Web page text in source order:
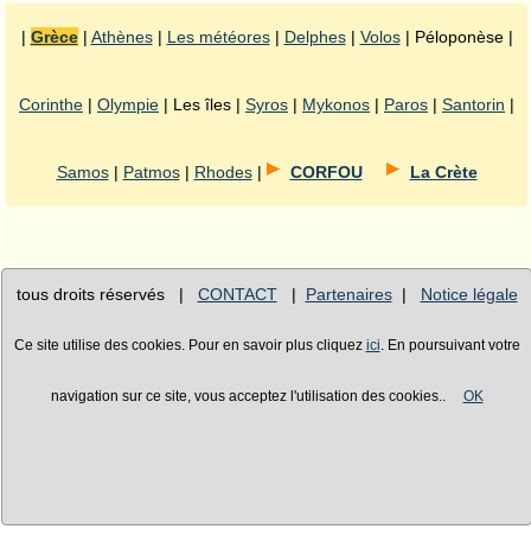
| Grèce| Athènes| Les météores| Delphes| Volos| Péloponèse |
Corinthe | Olympie | Les îles | Syros | Mykonos | Paros | Santorin |
Samos| Patmos| Rhodes| CORFOU La Crète
tous droits réservés | CONTACT| Partenaires| Notice légale
Ce site utilise des cookies. Pour en savoir plus cliquez ici . En poursuivant votre
navigation sur ce site, vous acceptez l'utilisation des cookies.. OK